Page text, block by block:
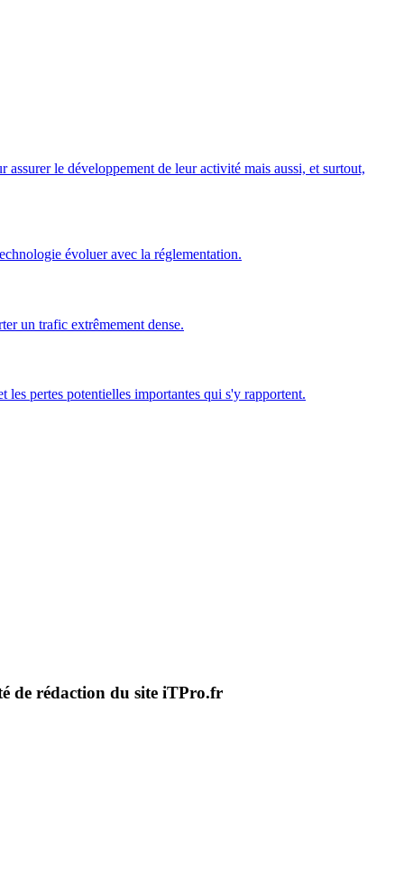
le développement de leur activité mais aussi, et surtout,
évoluer avec la réglementation.
un trafic extrêmement dense.
les pertes potentielles importantes qui s'y rapportent.
de rédaction du site iTPro.fr